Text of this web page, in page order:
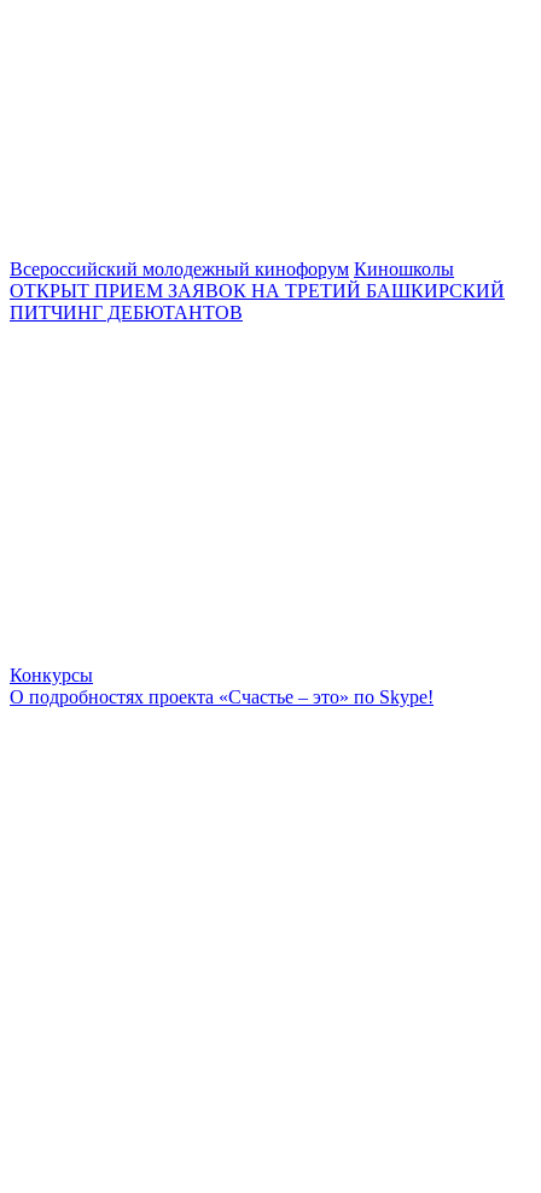
Всероссийский молодежный кинофорум Киношколы
ОТКРЫТ ПРИЕМ ЗАЯВОК НА ТРЕТИЙ БАШКИРСКИЙ
ПИТЧИНГ ДЕБЮТАНТОВ
Конкурсы
О подробностях проекта «Счастье – это» по Skype!